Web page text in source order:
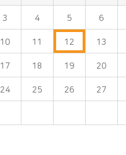
3 4 5 6
10 11 12 13
17 18 19 20
24 25 26 27